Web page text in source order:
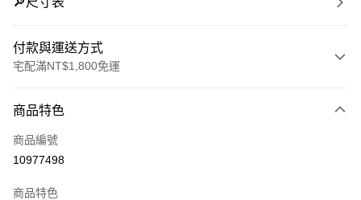
付款與運送方式
宅配滿NT$1,800免運
信用卡一次付款
LINE Pay
商品特色
商品編號
10977498
商品特色